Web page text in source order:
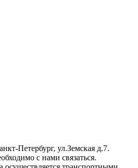
Петербург, ул.Земская д.7.
с нами связаться.